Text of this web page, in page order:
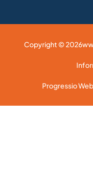
Copyright © 2026
Progressio